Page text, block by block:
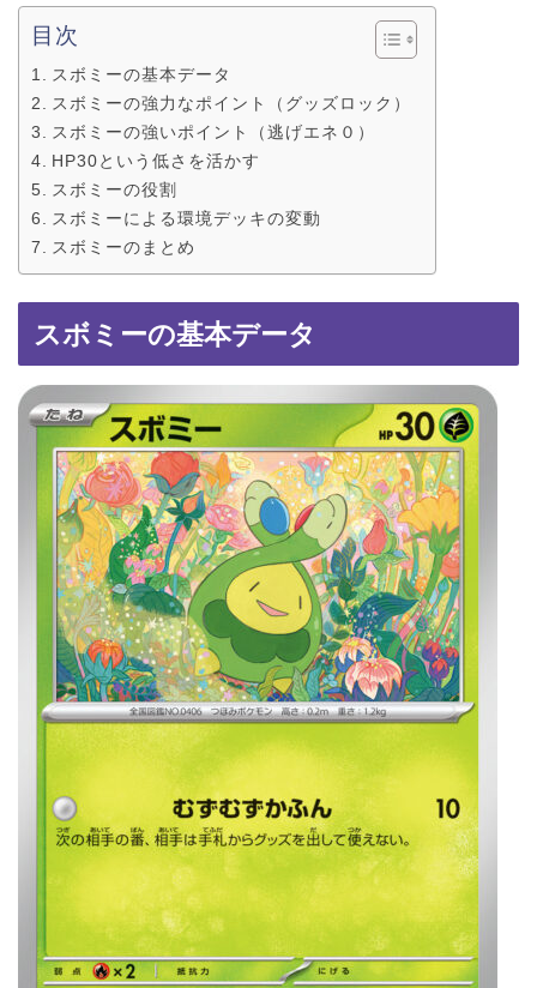
目次
スボミーの基本データ
スボミーの強力なポイント（グッズロック）
スボミーの強いポイント（逃げエネ０）
HP30という低さを活かす
スボミーの役割
スボミーによる環境デッキの変動
スボミーのまとめ
スボミーの基本データ